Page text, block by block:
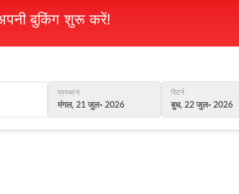
बुकिंग शुरू करें!
प्रस्थान
मंगल, 21 जुल॰ 2026
रिटर्न
बुध, 22 जुल॰ 2026